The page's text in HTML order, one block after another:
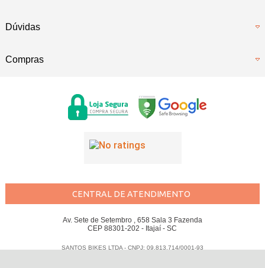
Dúvidas
Compras
CENTRAL DE ATENDIMENTO
Av. Sete de Setembro , 658 Sala 3 Fazenda
CEP 88301-202 - Itajaí - SC
SANTOS BIKES LTDA - CNPJ: 09.813.714/0001-93